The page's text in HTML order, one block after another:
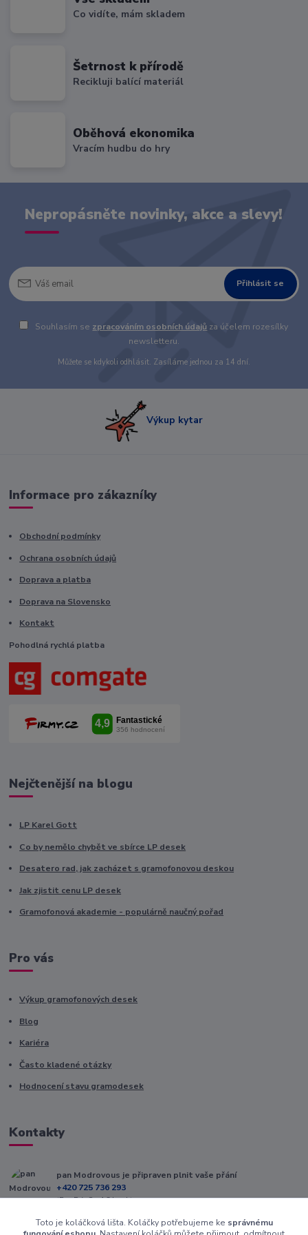
Co vidíte, mám skladem
Šetrnost k přírodě
Recikluji balící materiál
Oběhová ekonomika
Vracím hudbu do hry
Nepropásněte novinky, akce a slevy!
Přihlásit se
Souhlasím se zpracováním osobních údajů za účelem rozesílky
newsletteru.
Můžete se kdykoli odhlásit. Zasíláme jednou za 14 dní.
Výkup kytar
Informace pro zákazníky
Obchodní podmínky
Ochrana osobních údajů
Doprava a platba
Doprava na Slovensko
Kontakt
Pohodlná rychlá platba
Nejčtenější na blogu
LP Karel Gott
Co by nemělo chybět ve sbírce LP desek
Desatero rad, jak zacházet s gramofonovou deskou
Jak zjistit cenu LP desek
Gramofonová akademie - populárně naučný pořad
Pro vás
Výkup gramofonových desek
Blog
Kariéra
Často kladené otázky
Hodnocení stavu gramodesek
Kontakty
pan Modrovous je připraven plnit vaše přání
+420 725 736 293
(Po-Pá, 8 - 16 hod.)
info@modrovous.cz
Toto je koláčková lišta. Koláčky potřebujeme ke správnému